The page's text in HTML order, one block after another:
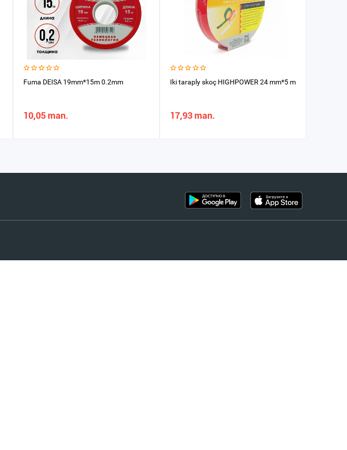
Fuma DEISA 19mm*15m 0.2mm
10,05 man.
Iki taraply skoç HIGHPOWER 24 mm*5 m
17,93 man.